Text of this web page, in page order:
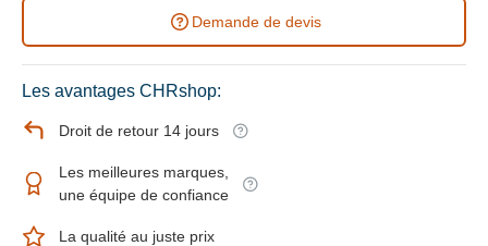
Demande de devis
Les avantages CHRshop:
Droit de retour 14 jours
Les meilleures marques,
une équipe de confiance
La qualité au juste prix